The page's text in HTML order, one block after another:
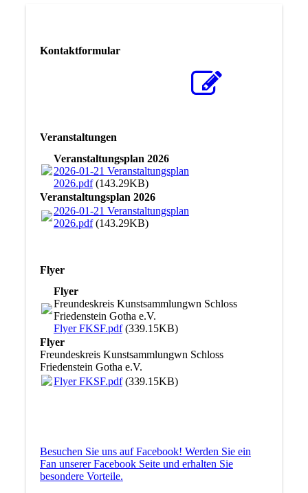
Kontaktformular
Veranstaltungen
Veranstaltungsplan 2026
2026-01-21 Veranstaltungsplan
2026.pdf(143.29KB)
Veranstaltungsplan 2026
2026-01-21 Veranstaltungsplan
2026.pdf(143.29KB)
Flyer
Flyer
Freundeskreis Kunstsammlungwn Schloss
Friedenstein Gotha e.V.
Flyer FKSF.pdf(339.15KB)
Flyer
Freundeskreis Kunstsammlungwn Schloss
Friedenstein Gotha e.V.
Flyer FKSF.pdf(339.15KB)
Besuchen Sie uns auf Facebook! Werden Sie ein
Fan unserer Facebook Seite und erhalten Sie
besondere Vorteile.